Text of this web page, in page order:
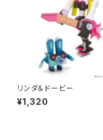
リンダ＆ドービー
¥1,320